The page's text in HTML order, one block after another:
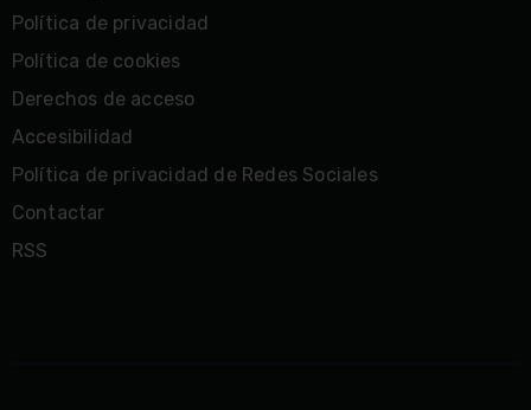
Política de privacidad
Política de cookies
Derechos de acceso
Accesibilidad
Política de privacidad de Redes Sociales
Contactar
RSS